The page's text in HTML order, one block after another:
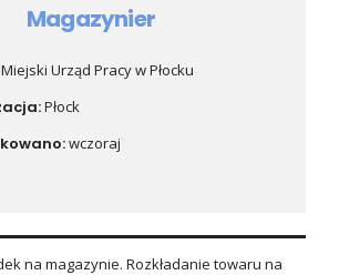
Magazynier
Miejski Urząd Pracy w Płocku
Płock
wczoraj
na magazynie. Rozkładanie towaru na